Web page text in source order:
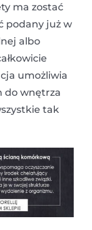
ma zostać
podany już w
albo
umożliwia
do wnętrza
tak